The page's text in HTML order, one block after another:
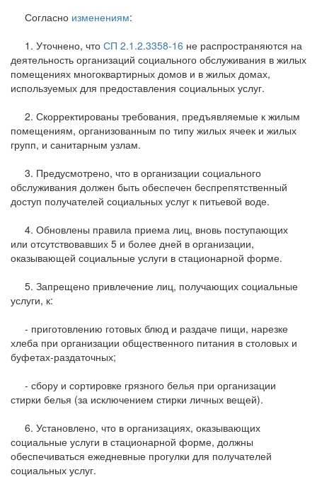
Согласно изменениям:
1. Уточнено, что СП 2.1.2.3358-16 не распространяются на
деятельность организаций социального обслуживания в жилых
помещениях многоквартирных домов и в жилых домах,
используемых для предоставления социальных услуг.
2. Скорректированы требования, предъявляемые к жилым
помещениям, организованным по типу жилых ячеек и жилых
групп, и санитарным узлам.
3. Предусмотрено, что в организации социального
обслуживания должен быть обеспечен беспрепятственный
доступ получателей социальных услуг к питьевой воде.
4. Обновлены правила приема лиц, вновь поступающих
или отсутствовавших 5 и более дней в организации,
оказывающей социальные услуги в стационарной форме.
5. Запрещено привлечение лиц, получающих социальные
услуги, к:
- приготовлению готовых блюд и раздаче пищи, нарезке
хлеба при организации общественного питания в столовых и
буфетах-раздаточных;
- сбору и сортировке грязного белья при организации
стирки белья (за исключением стирки личных вещей).
6. Установлено, что в организациях, оказывающих
социальные услуги в стационарной форме, должны
обеспечиваться ежедневные прогулки для получателей
социальных услуг.